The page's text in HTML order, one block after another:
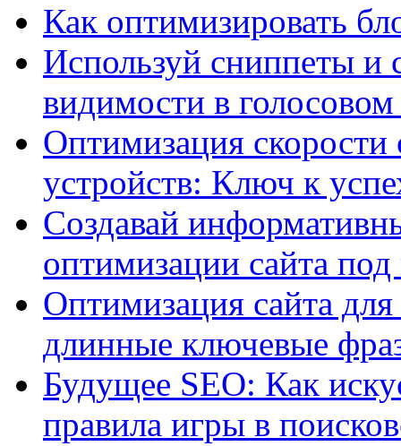
Как оптимизировать
Используй сниппеты и
видимости в
Оптимизация
устройств: Ключ к
Создавай
оптимизации сайта
Оптимизация сайта
длинные ключевые
Будущее SEO: Как
правила игры в